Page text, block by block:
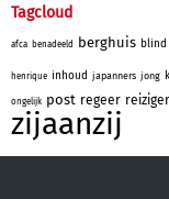
Tagcloud
afca benadeeld berghuis blind
henrique inhoud japanners jong
ongelijk post regeer reiziger
zijaanzij